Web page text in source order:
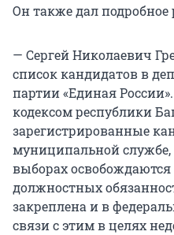
Он также дал подробное
— Сергей Николаевич
список кандидатов в
партии «Единая
кодексом республики
зарегистрированные
муниципальной службе,
выборах
должностных
закреплена и в
связи с этим в целях